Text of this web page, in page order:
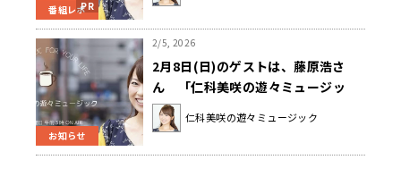
番組レポ
お知らせ
2/5, 2026
2月8日(日)のゲストは、藤原浩さ
ん 「仁科美咲の遊々ミュージッ
ク」
仁科美咲の遊々ミュージック